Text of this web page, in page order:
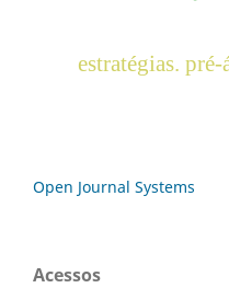
estratégias.
Open Journal Systems
Acessos